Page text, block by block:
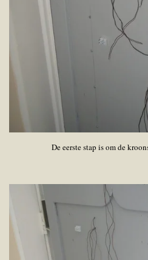
De eerste stap is om de